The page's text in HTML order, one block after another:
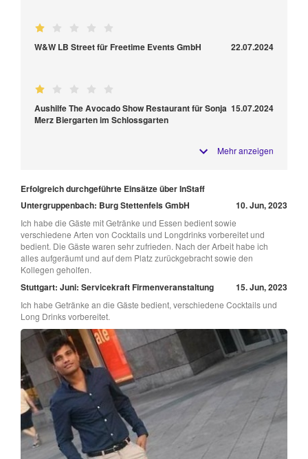
W&W LB Street für Freetime Events GmbH 22.07.2024
Aushilfe The Avocado Show Restaurant für Sonja
Merz Biergarten im Schlossgarten
15.07.2024
Mehr anzeigen
Erfolgreich durchgeführte Einsätze über InStaff
Untergruppenbach: Burg Stettenfels GmbH
10. Jun, 2023
Ich habe die Gäste mit Getränke und Essen bedient sowie
verschiedene Arten von Cocktails und Longdrinks vorbereitet und
bedient. Die Gäste waren sehr zufrieden. Nach der Arbeit habe ich
alles aufgeräumt und auf dem Platz zurückgebracht sowie den
Kollegen geholfen.
Stuttgart: Juni: Servicekraft Firmenveranstaltung 15. Jun, 2023
Ich habe Getränke an die Gäste bedient, verschiedene Cocktails und
Long Drinks vorbereitet.